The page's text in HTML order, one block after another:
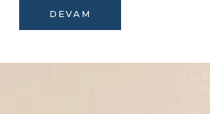
DEVAM